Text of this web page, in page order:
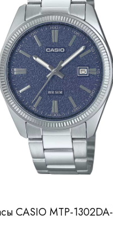
CASIO MTP-